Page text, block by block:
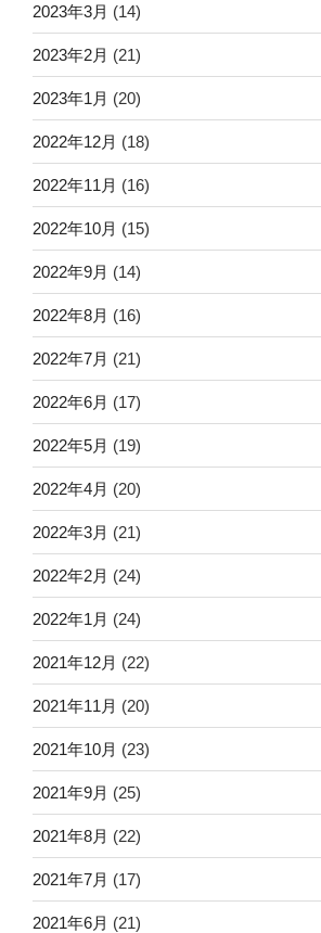
2023年3月 (14)
2023年2月 (21)
2023年1月 (20)
2022年12月 (18)
2022年11月 (16)
2022年10月 (15)
2022年9月 (14)
2022年8月 (16)
2022年7月 (21)
2022年6月 (17)
2022年5月 (19)
2022年4月 (20)
2022年3月 (21)
2022年2月 (24)
2022年1月 (24)
2021年12月 (22)
2021年11月 (20)
2021年10月 (23)
2021年9月 (25)
2021年8月 (22)
2021年7月 (17)
2021年6月 (21)